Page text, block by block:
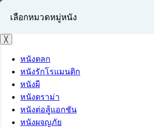
เข้าสู่ระบบ
สมัครสมาชิก
เลือกหมวดหมู่หนัง
╳
หนังตลก
หนังรักโรแมนติก
หนังผี
หนังดราม่า
หนังต่อสู้แอกชัน
หนังผจญภัย